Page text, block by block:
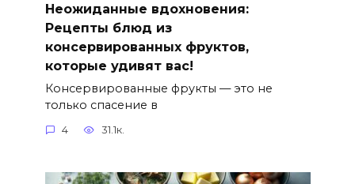
Неожиданные вдохновения:
Рецепты блюд из
консервированных фруктов,
которые удивят вас!
Консервированные фрукты — это не
только спасение в
4 31.1к.